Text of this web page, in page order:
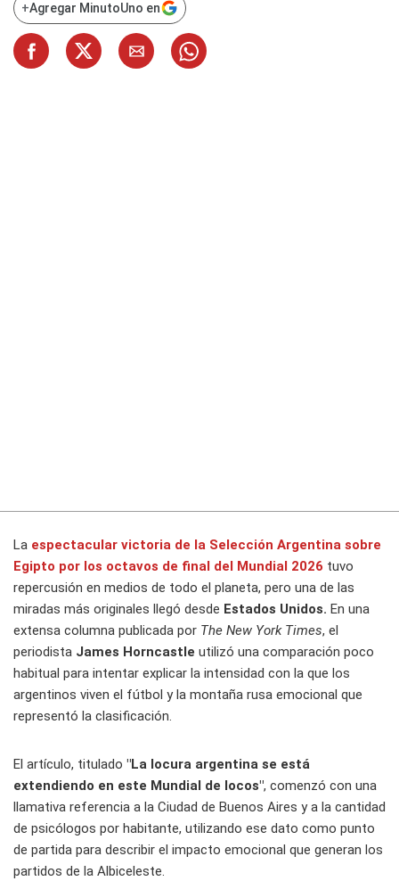
+Agregar MinutoUno en
La espectacular victoria de la Selección Argentina sobre
Egipto por los octavos de final del Mundial 2026 tuvo
repercusión en medios de todo el planeta, pero una de las
miradas más originales llegó desde Estados Unidos. En una
extensa columna publicada por The New York Times, el
periodista James Horncastle utilizó una comparación poco
habitual para intentar explicar la intensidad con la que los
argentinos viven el fútbol y la montaña rusa emocional que
representó la clasificación.
El artículo, titulado "La locura argentina se está
extendiendo en este Mundial de locos", comenzó con una
llamativa referencia a la Ciudad de Buenos Aires y a la cantidad
de psicólogos por habitante, utilizando ese dato como punto
de partida para describir el impacto emocional que generan los
partidos de la Albiceleste.